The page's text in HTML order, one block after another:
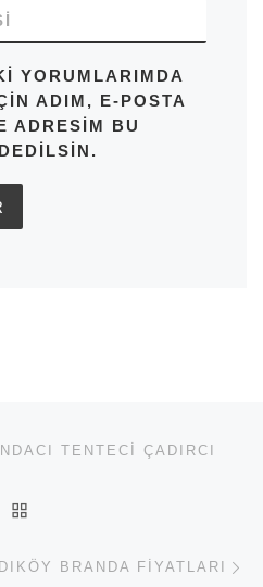
YORUMLARIMDA
ADIM, E-POSTA
ADRESIM BU
TENTECI ÇADIRCI
BRANDA FIYATLARI